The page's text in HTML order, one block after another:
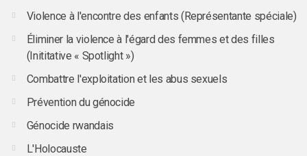
Violence à l'encontre des enfants (Représentante spéciale)
Éliminer la violence à l'égard des femmes et des filles
(Inititative « Spotlight »)
Combattre l'exploitation et les abus sexuels
Prévention du génocide
Génocide rwandais
L'Holocauste